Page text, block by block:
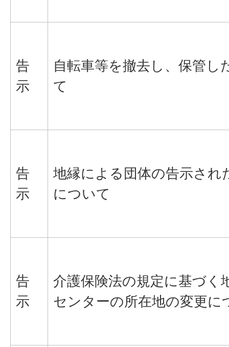
告
示
自転車等を撤去し、保管し
て
告
示
地縁による団体の告示され
について
告
示
介護保険法の規定に基づく
センターの所在地の変更に